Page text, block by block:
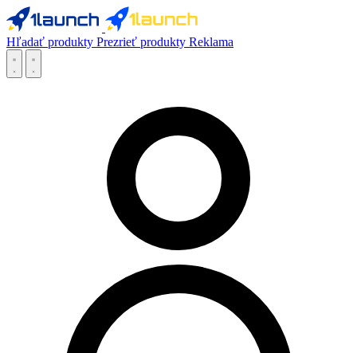
Hľadať produkty Prezrieť produkty Reklama